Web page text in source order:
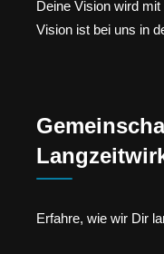
Deine Vision wird
Vision ist bei uns in
Erfahre, wie wir Dir